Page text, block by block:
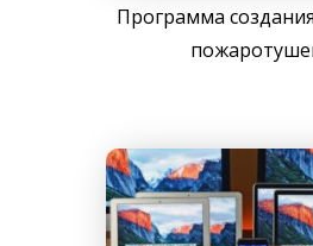
Программа